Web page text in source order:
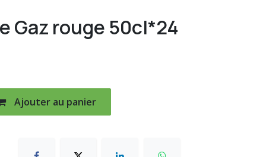
Gaz rouge 50cl*24
Ajouter au panier